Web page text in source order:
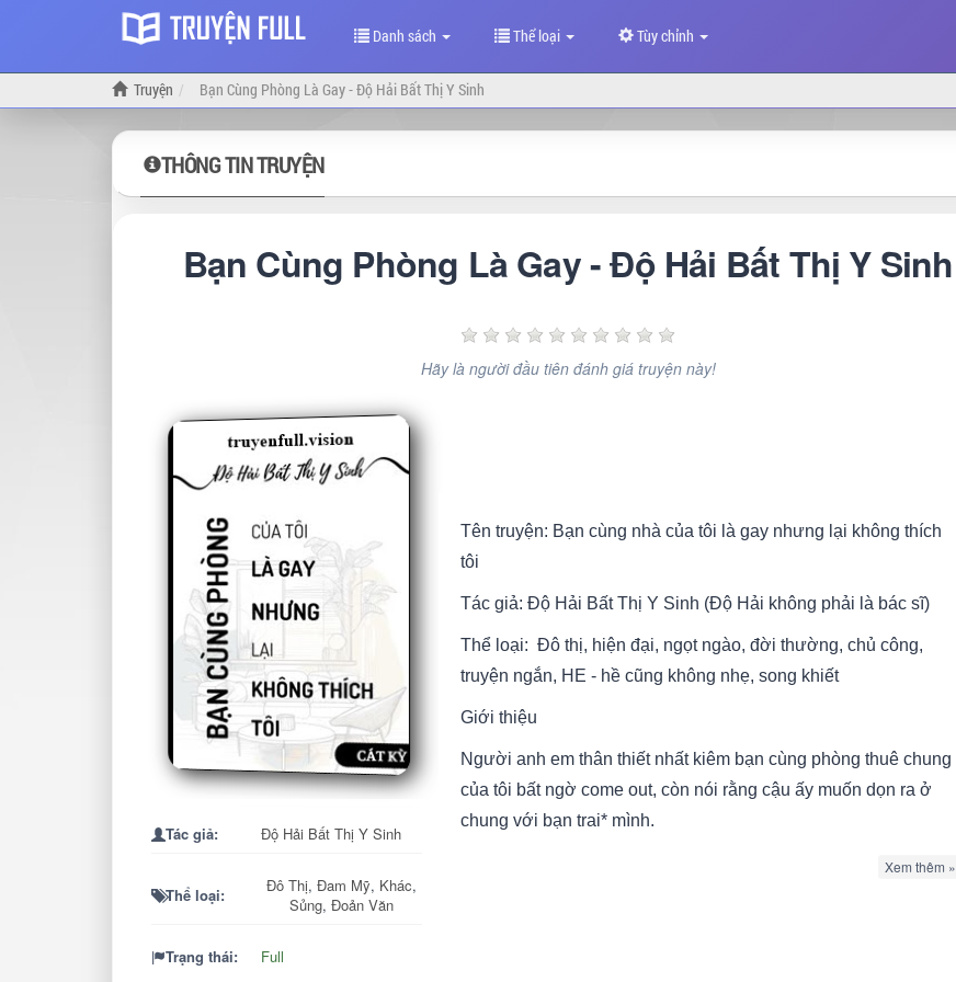
Danh sách Thể loại Tùy chỉnh
Truyện Bạn Cùng Phòng Là Gay - Độ Hải Bất Thị Y Sinh
THÔNG TIN TRUYỆN
Bạn Cùng Phòng Là Gay - Độ Hải Bất Thị Y Sinh
Hãy là người đầu tiên đánh giá truyện này!
Tác giả: Độ Hải Bất Thị Y Sinh
Thể loại: Đô Thị, Đam Mỹ, Khác,
Sủng, Đoản Văn
Trạng thái: Full
Tên truyện: Bạn cùng nhà của tôi là gay nhưng lại không thích
tôi
Tác giả: Độ Hải Bất Thị Y Sinh (Độ Hải không phải là bác sĩ)
Thể loại: Đô thị, hiện đại, ngọt ngào, đời thường, chủ công,
truyện ngắn, HE - hề cũng không nhẹ, song khiết
Giới thiệu
Người anh em thân thiết nhất kiêm bạn cùng phòng thuê chung
của tôi bất ngờ come out, còn nói rằng cậu ấy muốn dọn ra ở
chung với bạn trai* mình.
Xem thêm »